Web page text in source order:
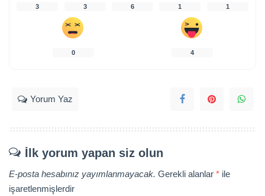
3 3 6 1 1
0 4
Yorum Yaz
İlk yorum yapan siz olun
E-posta hesabınız yayımlanmayacak. Gerekli alanlar * ile
işaretlenmişlerdir